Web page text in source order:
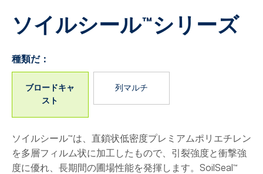
ソイルシール™シリーズ
種類だ：
ブロードキャ
スト
列マルチ
ソイルシール™は、直鎖状低密度プレミアムポリエチレン
を多層フィルム状に加工したもので、引裂強度と衝撃強
度に優れ、長期間の圃場性能を発揮します。SoilSeal™